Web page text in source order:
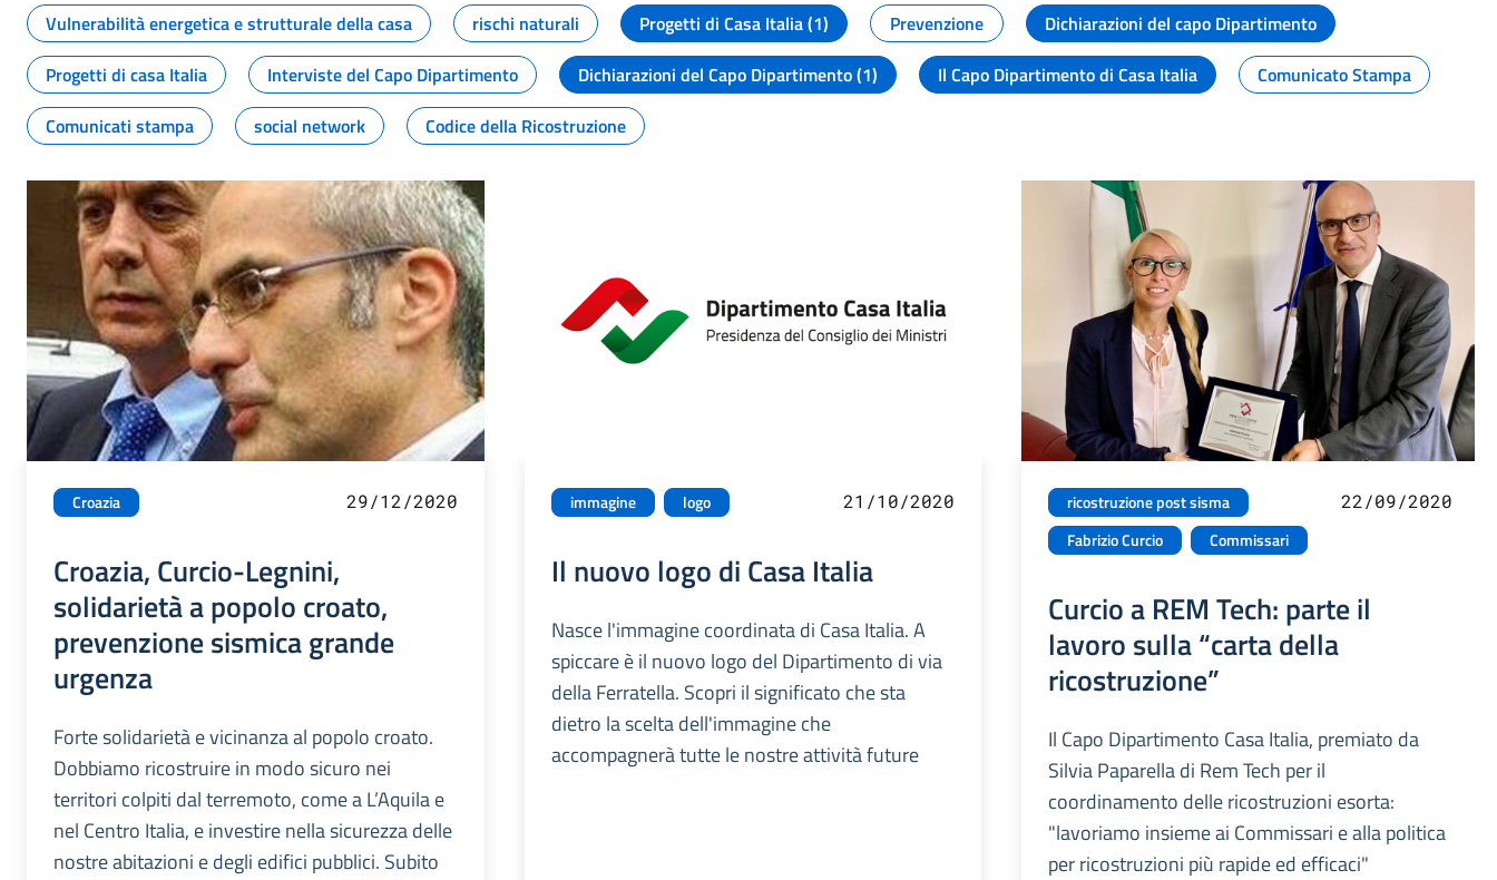
Vulnerabilità energetica e strutturale della casa
rischi naturali Progetti di Casa Italia (1) Prevenzione
Dichiarazioni del capo Dipartimento
Progetti di casa Italia
Interviste del Capo Dipartimento Dichiarazioni del Capo Dipartimento (1) Il Capo Dipartimento di Casa Italia
Comunicato Stampa
Comunicati stampa
social network Codice della Ricostruzione
Croazia 29/12/2020
Croazia, Curcio-Legnini,
solidarietà a popolo croato,
prevenzione sismica grande
urgenza
Forte solidarietà e vicinanza al popolo croato.
Dobbiamo ricostruire in modo sicuro nei
territori colpiti dal terremoto, come a L’Aquila e
nel Centro Italia, e investire nella sicurezza delle
nostre abitazioni e degli edifici pubblici. Subito
immagine logo 21/10/2020
Il nuovo logo di Casa Italia
Nasce l'immagine coordinata di Casa Italia. A
spiccare è il nuovo logo del Dipartimento di via
della Ferratella. Scopri il significato che sta
dietro la scelta dell'immagine che
accompagnerà tutte le nostre attività future
ricostruzione post sisma
Fabrizio Curcio
Commissari
22/09/2020
Curcio a REM Tech: parte il
lavoro sulla “carta della
ricostruzione”
Il Capo Dipartimento Casa Italia, premiato da
Silvia Paparella di Rem Tech per il
coordinamento delle ricostruzioni esorta:
"lavoriamo insieme ai Commissari e alla politica
per ricostruzioni più rapide ed efficaci"